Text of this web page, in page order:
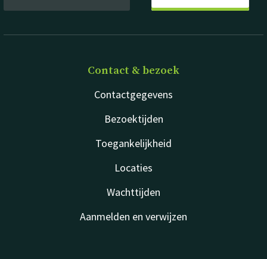
Contact & bezoek
Contactgegevens
Locaties
Bezoektijden
Wachttijden
Toegankelijkheid
Aanmelden en verwijzen